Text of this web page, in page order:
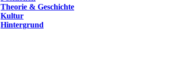
Theorie & Geschichte
Kultur
Hintergrund